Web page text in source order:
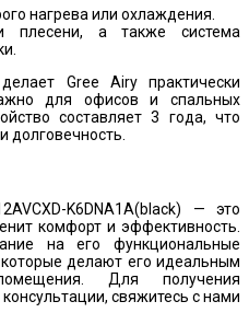
нагрева или охлаждения.
плесени, а также система
Gree Airy практически
для офисов и спальных
составляет 3 года, что
долговечность.
K6DNA1A(black) — это
комфорт и эффективность.
на его функциональные
делают его идеальным
Для получения
свяжитесь с нами